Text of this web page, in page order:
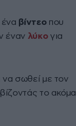
ένα βίντεοπου
έναν λύκογια
να σωθεί με τον
το ακόμα